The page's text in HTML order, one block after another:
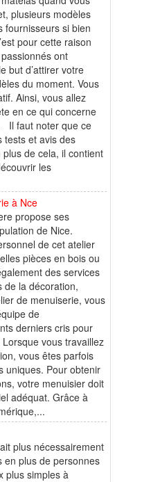
plusieurs modèles
fournisseurs si bien
pour cette raison
ont
but d’attirer votre
du moment. Vous
Ainsi, vous allez
en ce qui concerne
Il faut noter que ce
tests et avis des
de cela, il contient
les
à Nce
propose ses
de Nice.
de cet atelier
pièces en bois ou
des services
de la décoration,
de menuiserie, vous
de
derniers cris pour
vous travaillez
vous êtes parfois
uniques. Pour obtenir
votre menuisier doit
adéquat. Grâce à
plus nécessairement
en plus de personnes
plus simples à